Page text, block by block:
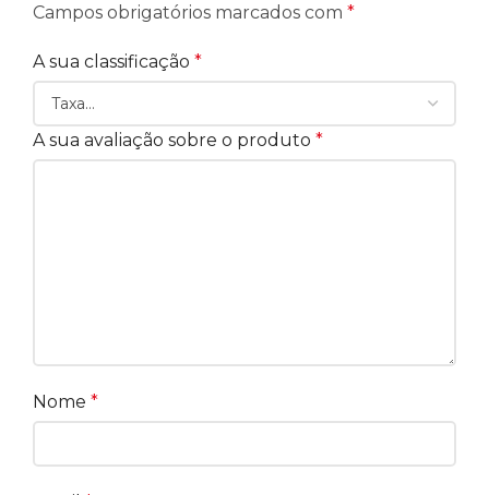
Campos obrigatórios marcados com *
A sua classificação *
A sua avaliação sobre o produto *
Nome *